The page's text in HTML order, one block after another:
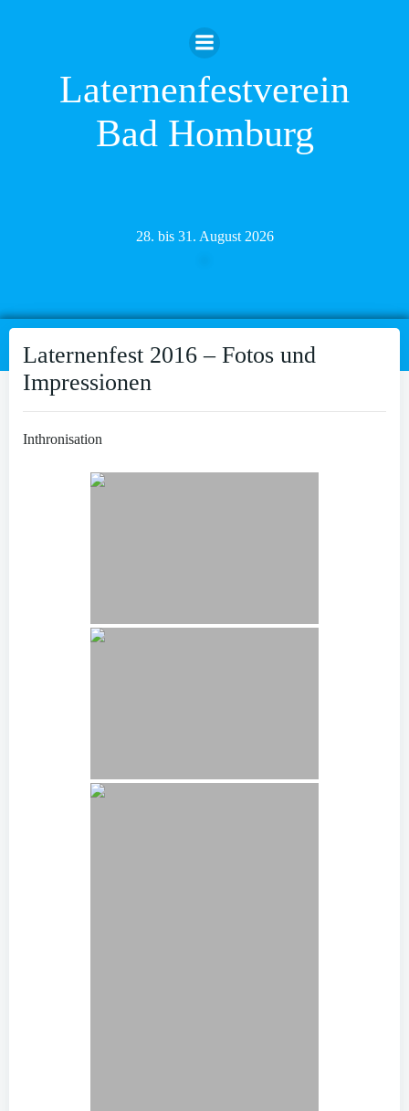
Inhalt
springen
Laternenfestverein
Bad Homburg
28. bis 31. August 2026
Laternenfest 2016 – Fotos und
Impressionen
Inthronisation